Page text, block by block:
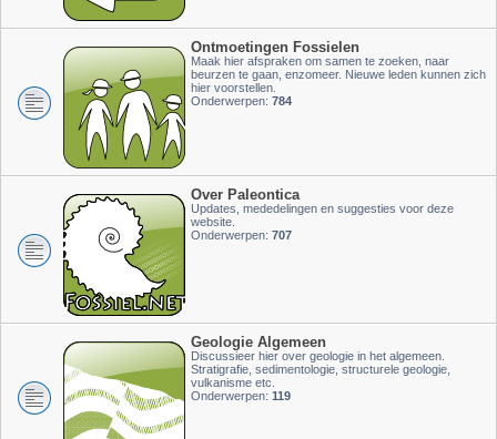
Ontmoetingen Fossielen
Maak hier afspraken om samen te zoeken, naar
beurzen te gaan, enzomeer. Nieuwe leden kunnen zich
hier voorstellen.
Onderwerpen: 784
Over Paleontica
Updates, mededelingen en suggesties voor deze
website.
Onderwerpen: 707
Geologie Algemeen
Discussieer hier over geologie in het algemeen.
Stratigrafie, sedimentologie, structurele geologie,
vulkanisme etc.
Onderwerpen: 119